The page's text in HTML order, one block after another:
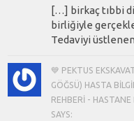
[…] birkaç tıbbi
birliğiyle
Tedaviyi
💙 PEKTUS
GÖĞSÜ) HASTA
REHBERI - HASTANE
SAYS: